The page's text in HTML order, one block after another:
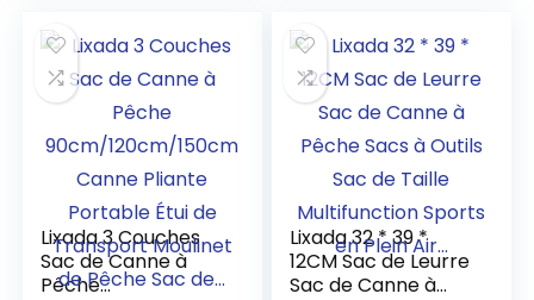
Lixada 3 Couches
Sac de Canne à
Pêche
Lixada 32 * 39 *
12CM Sac de Leurre
Sac de Canne à